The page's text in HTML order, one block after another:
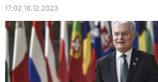
17:02 18.12.2023